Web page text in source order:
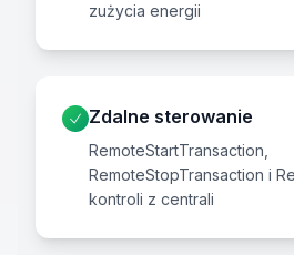
zużycia energii
Zdalne sterowanie
RemoteStartTransaction,
RemoteStopTransaction i
kontroli z centrali